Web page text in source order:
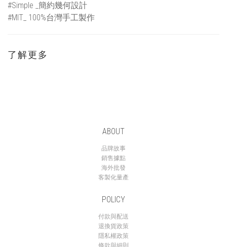
#Simple _簡約幾何設計
#MIT_ 100%台灣手工製作
了解更多
ABOUT
品牌故事
銷售據點
海外批發
客製化量產
POLICY
付款與配送
退換貨政策
隱私權政策
條款與細則